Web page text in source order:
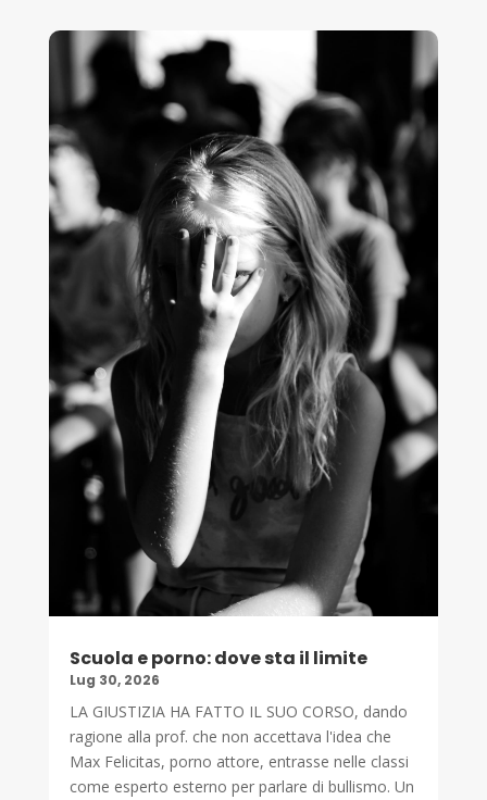
Scuola e porno: dove sta il limite
Lug 30, 2026
LA GIUSTIZIA HA FATTO IL SUO CORSO, dando
ragione alla prof. che non accettava l'idea che
Max Felicitas, porno attore, entrasse nelle classi
come esperto esterno per parlare di bullismo. Un